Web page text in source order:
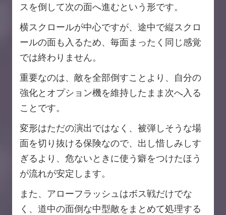
スを倒して次の面へ進むという形です。
横スクロールが中心ですが、途中で縦スクロ
ールの面も入るため、毎面まったく同じ感覚
では終わりません。
重要なのは、敵を全部倒すことより、自分の
強化とオプション機を維持したまま次へ入る
ことです。
変形はただの演出ではなく、被弾しそうな場
面を切り抜ける保険なので、出し惜しみしす
ぎるより、危ないときに使う癖をつけたほう
が流れが安定します。
また、アローフラッシュはボス戦だけでな
く、道中の面倒な中型敵をまとめて処理する